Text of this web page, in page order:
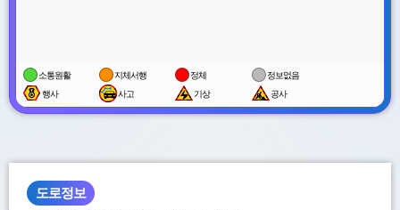
도로정보
소통원활 지체서행 정체
정보없음
행사
사고 기상 공사